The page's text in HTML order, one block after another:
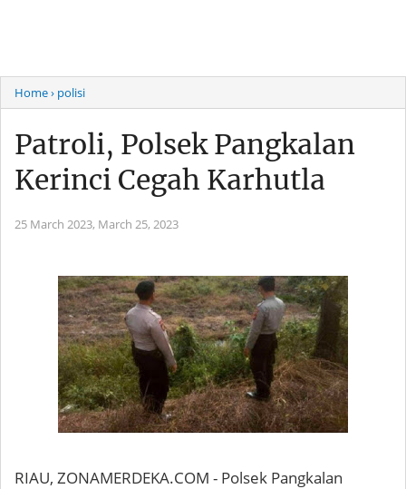
Home› polisi
Patroli, Polsek Pangkalan
Kerinci Cegah Karhutla
25 March 2023, March 25, 2023
RIAU, ZONAMERDEKA.COM - Polsek Pangkalan